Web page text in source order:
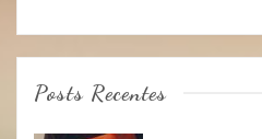
Posts Recentes